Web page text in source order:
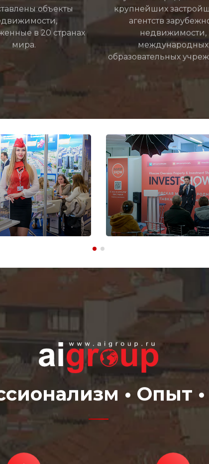
объекты
в 20 странах
мира.
крупнейших
агентств
недвижимости,
международных
образовательных
• Опыт •